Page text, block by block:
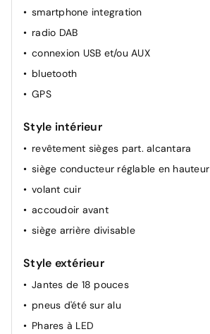
rétroviseur(s) électr.
climatisation (automatique)
siège chauffant avant
smartphone integration
radio DAB
connexion USB et/ou AUX
bluetooth
GPS
Style intérieur
revêtement sièges part. alcantara
siège conducteur réglable en hauteur
volant cuir
accoudoir avant
siège arrière divisable
Style extérieur
Jantes de 18 pouces
pneus d'été sur alu
Phares à LED